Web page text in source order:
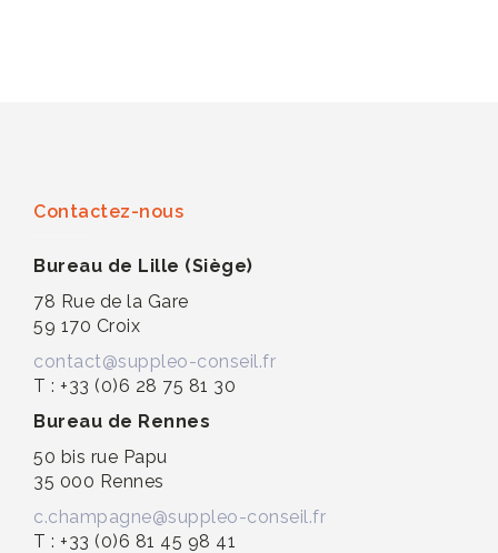
Contactez-nous
Bureau de Lille (Siège)
78 Rue de la Gare
59 170 Croix
contact@suppleo-conseil.fr
T : +33 (0)6 28 75 81 30
Bureau de Rennes
50 bis rue Papu
35 000 Rennes
c.champagne@suppleo-conseil.fr
T : +33 (0)6 81 45 98 41